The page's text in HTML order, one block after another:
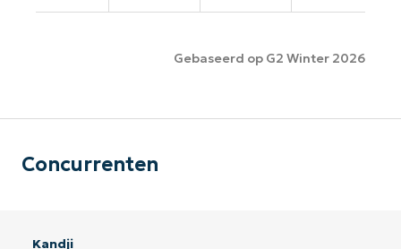
Gebaseerd op G2 Winter 2026
Concurrenten
Kandji